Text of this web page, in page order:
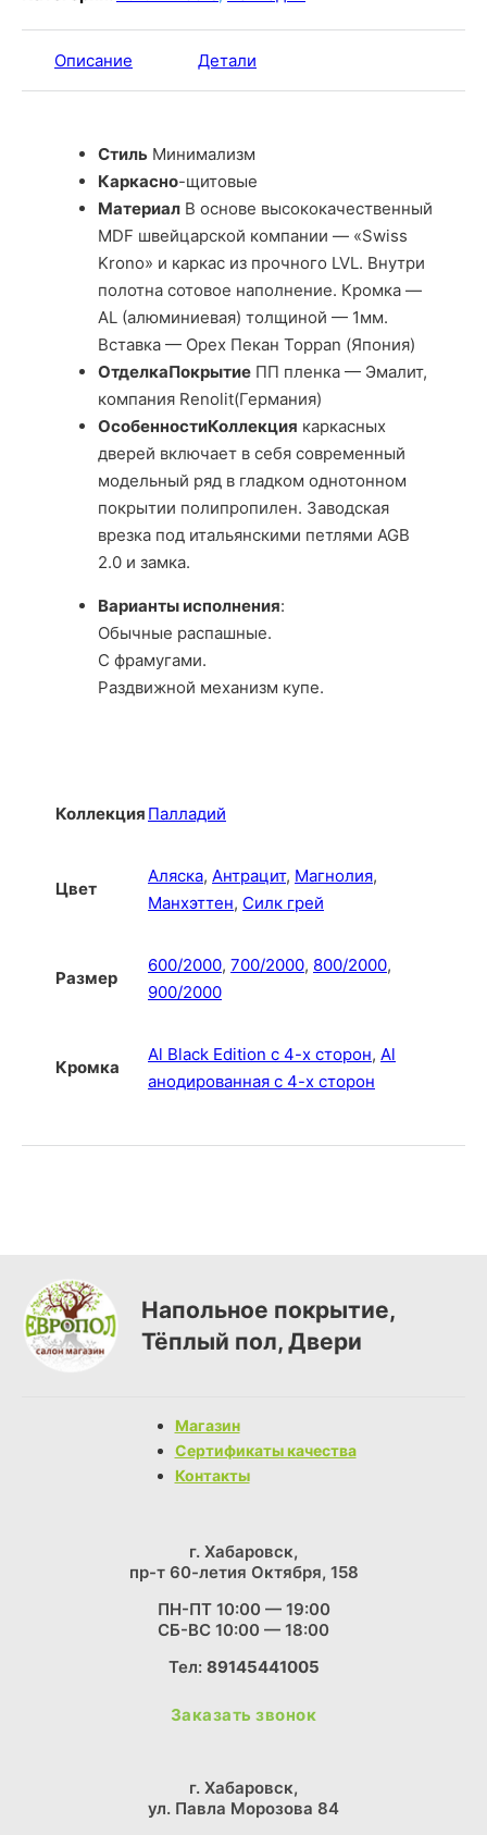
Описание Детали
Стиль Минимализм
Каркасно-щитовые
Материал В основе высококачественный
MDF швейцарской компании — «Swiss
Krono» и каркас из прочного LVL. Внутри
полотна сотовое наполнение. Кромка —
AL (алюминиевая) толщиной — 1мм.
Вставка — Орех Пекан Toppan (Япония)
ОтделкаПокрытие ПП пленка — Эмалит,
компания Renolit(Германия)
ОсобенностиКоллекция каркасных
дверей включает в себя современный
модельный ряд в гладком однотонном
покрытии полипропилен. Заводская
врезка под итальянскими петлями AGB
2.0 и замка.
Варианты исполнения:
Обычные распашные.
С фрамугами.
Раздвижной механизм купе.
Коллекция Палладий
Цвет
Аляска, Антрацит, Магнолия,
Манхэттен, Силк грей
Размер
600/2000, 700/2000, 800/2000,
900/2000
Кромка
Al Black Edition с 4-х сторон, Al
анодированная с 4-х сторон
Напольное покрытие,
Тёплый пол, Двери
Магазин
Сертификаты качества
Контакты
г. Хабаровск,
пр-т 60-летия Октября, 158
ПН-ПТ 10:00 — 19:00
СБ-ВС 10:00 — 18:00
Тел: 89145441005
Заказать звонок
г. Хабаровск,
ул. Павла Морозова 84